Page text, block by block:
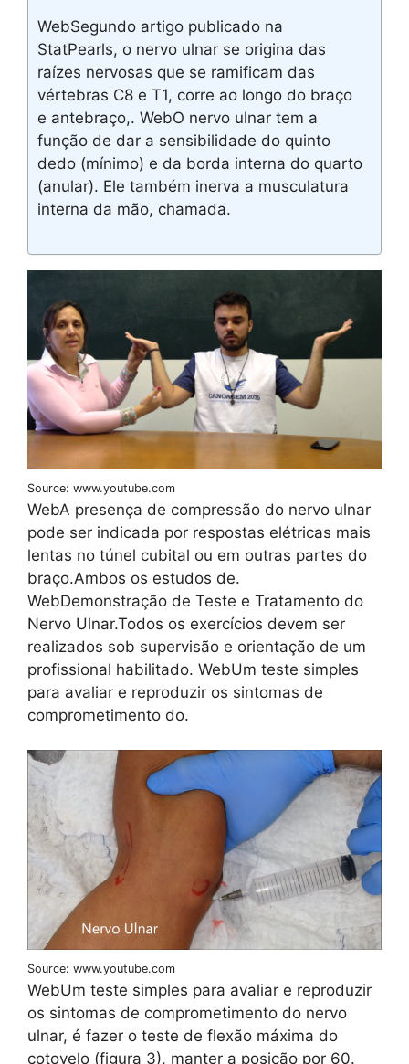
WebSegundo artigo publicado na
StatPearls, o nervo ulnar se origina das
raízes nervosas que se ramificam das
vértebras C8 e T1, corre ao longo do braço
e antebraço,. WebO nervo ulnar tem a
função de dar a sensibilidade do quinto
dedo (mínimo) e da borda interna do quarto
(anular). Ele também inerva a musculatura
interna da mão, chamada.
Source: www.youtube.com
WebA presença de compressão do nervo ulnar
pode ser indicada por respostas elétricas mais
lentas no túnel cubital ou em outras partes do
braço.Ambos os estudos de.
WebDemonstração de Teste e Tratamento do
Nervo Ulnar.Todos os exercícios devem ser
realizados sob supervisão e orientação de um
profissional habilitado. WebUm teste simples
para avaliar e reproduzir os sintomas de
comprometimento do.
Source: www.youtube.com
WebUm teste simples para avaliar e reproduzir
os sintomas de comprometimento do nervo
ulnar, é fazer o teste de flexão máxima do
cotovelo (figura 3), manter a posição por 60.